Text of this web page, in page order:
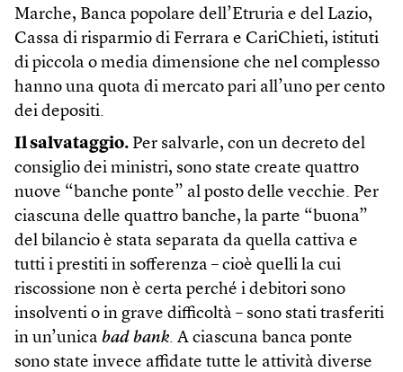
Marche, Banca popolare dell’Etruria e del Lazio,
Cassa di risparmio di Ferrara e CariChieti, istituti
di piccola o media dimensione che nel complesso
hanno una quota di mercato pari all’uno per cento
dei depositi.
Il salvataggio. Per salvarle, con un decreto del
consiglio dei ministri, sono state create quattro
nuove “banche ponte” al posto delle vecchie. Per
ciascuna delle quattro banche, la parte “buona”
del bilancio è stata separata da quella cattiva e
tutti i prestiti in sofferenza – cioè quelli la cui
riscossione non è certa perché i debitori sono
insolventi o in grave difficoltà – sono stati trasferiti
in un’unica bad bank. A ciascuna banca ponte
sono state invece affidate tutte le attività diverse